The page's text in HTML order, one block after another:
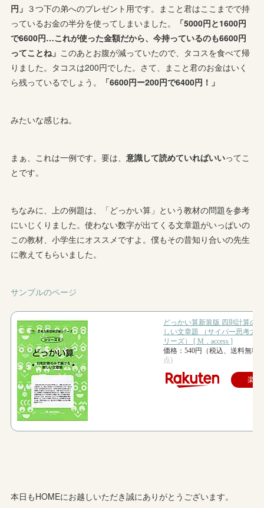
円」 ３つ下の弟へのプレゼント用です。まこと君はここまでで持
っているお金の半分を使ってしまいました。
「5000円と1600円
で6600円…これが使った金額だから、今持っているのも6600円
ってことね」 このあとお腹が減っていたので、タコスを食べて帰
りました。タコスは200円でした。さて、まこと君のお金はいく
ら残っているでしょう。
「6600円ー200円で6400円！」
みたいな感じね。
まぁ、これは一例です。要は、意識して読めていればいいってこ
とです。
ちなみに、上の例題は、「どっかい算」という教材の問題を参考
にいじくりました。使わない数字が出てくる文章題がいっぱいの
この教材、小学生にオススメですよ。僕もその昔知り合いの先生
に教えてもらいました。
サンプルのページ
本日もHOMEにお越しいただき誠にありがとうございます。